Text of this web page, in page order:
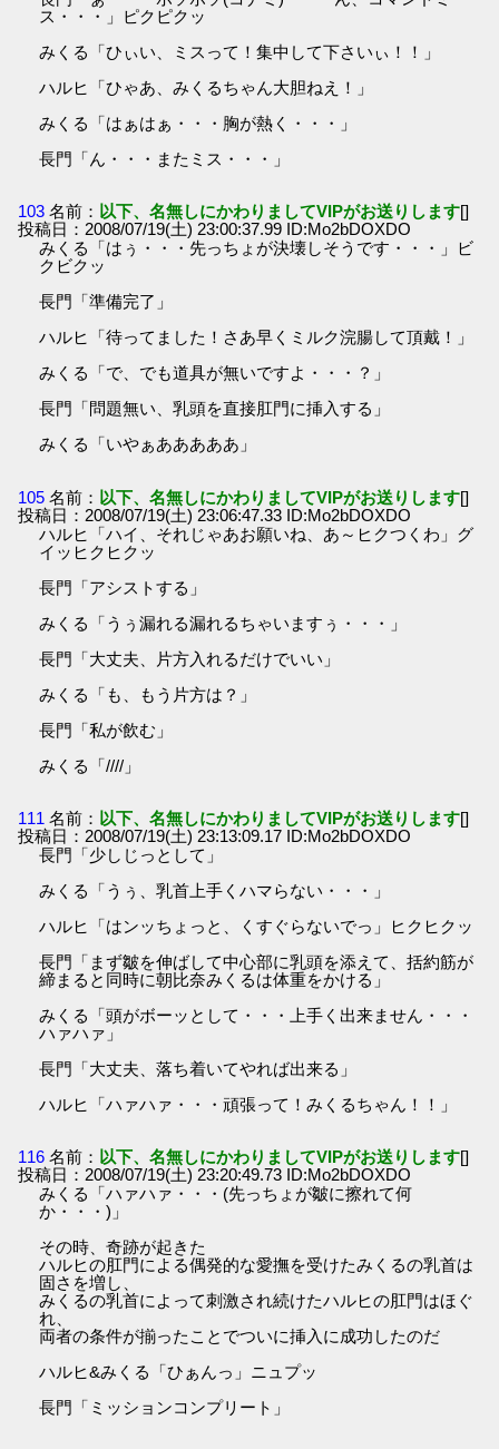
ス・・・」ピクピクッ
みくる「ひぃい、ミスって！集中して下さいぃ！！」
ハルヒ「ひゃあ、みくるちゃん大胆ねえ！」
みくる「はぁはぁ・・・胸が熱く・・・」
長門「ん・・・またミス・・・」
103 名前： 以下、名無しにかわりましてVIPがお送りします[]
投稿日：2008/07/19(土) 23:00:37.99 ID:Mo2bDOXDO
みくる「はぅ・・・先っちょが決壊しそうです・・・」ビ
クビクッ
長門「準備完了」
ハルヒ「待ってました！さあ早くミルク浣腸して頂戴！」
みくる「で、でも道具が無いですよ・・・？」
長門「問題無い、乳頭を直接肛門に挿入する」
みくる「いやぁあああああ」
105 名前： 以下、名無しにかわりましてVIPがお送りします[]
投稿日：2008/07/19(土) 23:06:47.33 ID:Mo2bDOXDO
ハルヒ「ハイ、それじゃあお願いね、あ～ヒクつくわ」グ
イッヒクヒクッ
長門「アシストする」
みくる「うぅ漏れる漏れるちゃいますぅ・・・」
長門「大丈夫、片方入れるだけでいい」
みくる「も、もう片方は？」
長門「私が飲む」
みくる「////」
111 名前： 以下、名無しにかわりましてVIPがお送りします[]
投稿日：2008/07/19(土) 23:13:09.17 ID:Mo2bDOXDO
長門「少しじっとして」
みくる「うぅ、乳首上手くハマらない・・・」
ハルヒ「はンッちょっと、くすぐらないでっ」ヒクヒクッ
長門「まず皺を伸ばして中心部に乳頭を添えて、括約筋が
締まると同時に朝比奈みくるは体重をかける」
みくる「頭がボーッとして・・・上手く出来ません・・・
ハァハァ」
長門「大丈夫、落ち着いてやれば出来る」
ハルヒ「ハァハァ・・・頑張って！みくるちゃん！！」
116 名前： 以下、名無しにかわりましてVIPがお送りします[]
投稿日：2008/07/19(土) 23:20:49.73 ID:Mo2bDOXDO
みくる「ハァハァ・・・(先っちょが皺に擦れて何
か・・・)」
その時、奇跡が起きた
ハルヒの肛門による偶発的な愛撫を受けたみくるの乳首は
固さを増し、
みくるの乳首によって刺激され続けたハルヒの肛門はほぐ
れ、
両者の条件が揃ったことでついに挿入に成功したのだ
ハルヒ&みくる「ひぁんっ」ニュプッ
長門「ミッションコンプリート」